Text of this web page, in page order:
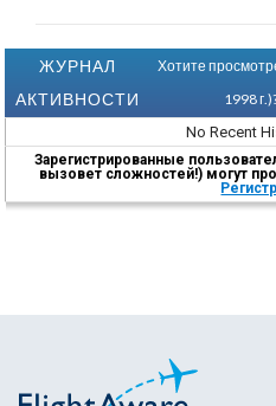
ЖУРНАЛ
АКТИВНОСТИ
Хотите
1998
No Recent
Зарегистрированные
вызовет сложностей!) могут